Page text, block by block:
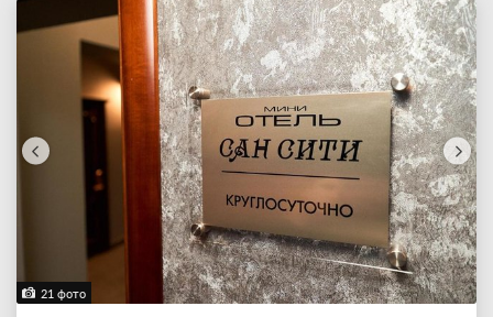
21 фото